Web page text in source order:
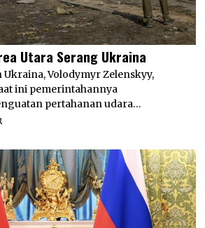
Utara Serang Ukraina
Ukraina, Volodymyr Zelenskyy,
ini pemerintahannya
pertahanan udara…